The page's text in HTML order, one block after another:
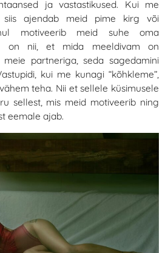
ja vastastikused. Kui me
siis ajendab meid pime kirg või
motiveerib meid suhe oma
on nii, et mida meeldivam on
meie partneriga, seda sagedamini
kui me kunagi “kõhkleme”,
teha. Nii et sellele küsimusele
sellest, mis meid motiveerib ning
eemale ajab.